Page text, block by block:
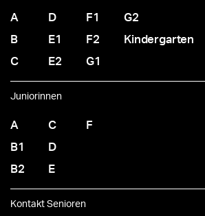
A
B
C
D
E1
E2
F1
F2
G1
G2
Kindergarten
Juniorinnen
A
B1
B2
C
D
E
F
Kontakt Senioren